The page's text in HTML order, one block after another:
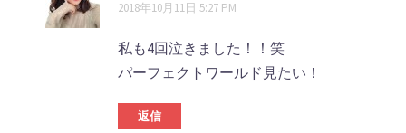
ン
2018年10月11日 5:27 PM
私も4回泣きました！！笑
パーフェクトワールド見たい！
返信